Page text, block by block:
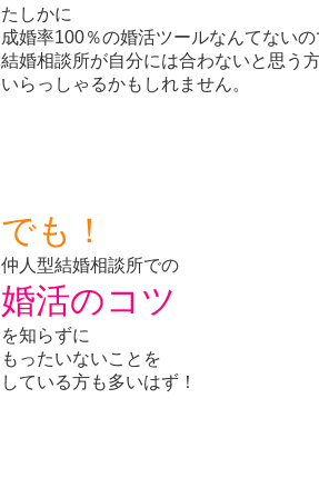
たしかに
成婚率100％の婚活ツールなんてないの
結婚相談所が自分には合わないと思う
いらっしゃるかもしれません。
でも！
仲人型結婚相談所での
婚活のコツ
を知らずに
もったいないことを
している方も多いはず！